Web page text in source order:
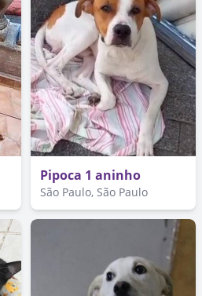
Pipoca 1 aninho
São Paulo, São Paulo